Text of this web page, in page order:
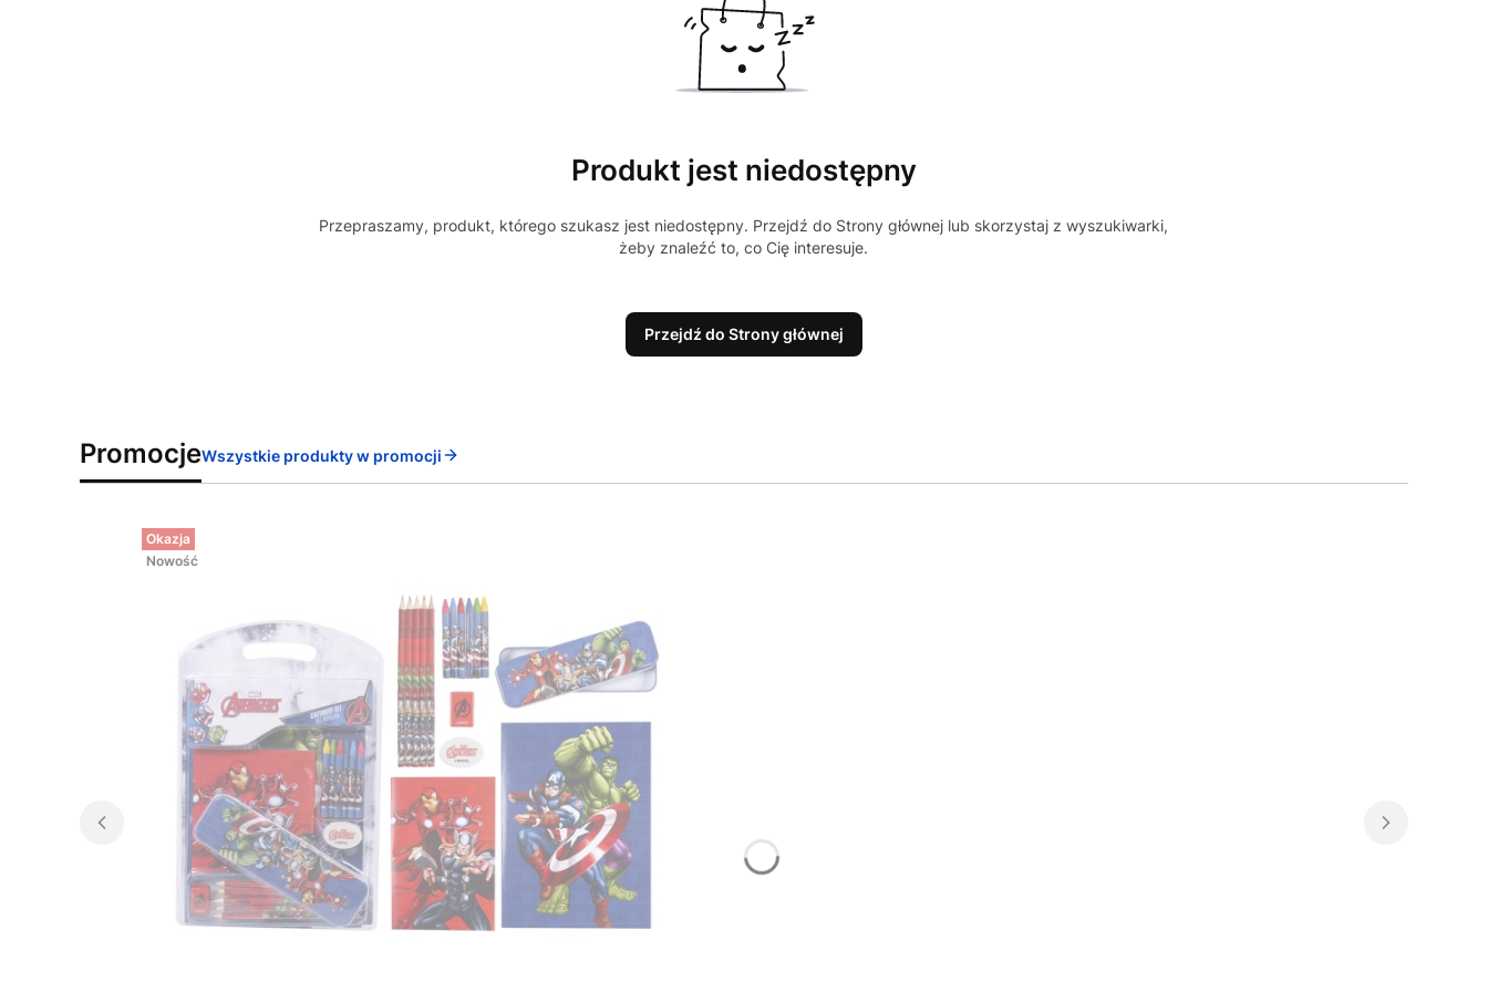
Produkt jest niedostępny
Przepraszamy, produkt, którego szukasz jest niedostępny. Przejdź do Strony głównej lub skorzystaj z wyszukiwarki,
żeby znaleźć to, co Cię interesuje.
Przejdź do Strony głównej
PromocjeWszystkie produkty w promocji
Okazja
Nowość